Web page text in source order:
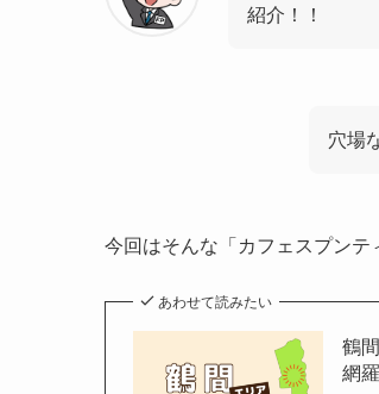
紹介！！
穴場
今回はそんな「カフェスプンテ
あわせて読みたい
鶴
網羅